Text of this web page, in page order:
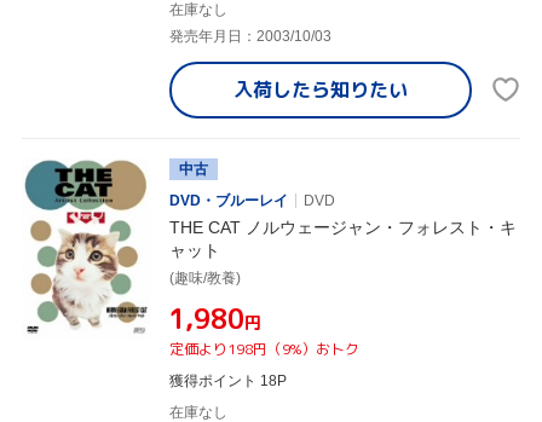
在庫なし
発売年月日：2003/10/03
入荷したら知りたい
中古
DVD・ブルーレイ
DVD
THE CAT ノルウェージャン・フォレスト・キ
ャット
(趣味/教養)
¥1,980円
定価より198円（9%）おトク
獲得ポイント 18P
在庫なし